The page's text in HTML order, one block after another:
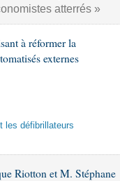
atterrés »
à réformer la
externes
les défibrillateurs
Riotton et M. Stéphane